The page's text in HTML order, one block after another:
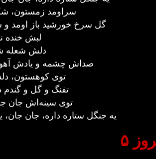
سراومد زمستون،
گل سرخ خورشيد باز اومد و
لبش خنده
دلش شعله
صداش چشمه و يادش
توی کوهستون،
تفنگ و گل و گندم
توی سينه‌اش جان
يه جنگل ستاره داره، جان جان،
۵